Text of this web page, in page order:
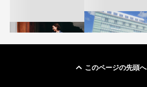
このページの先頭へ